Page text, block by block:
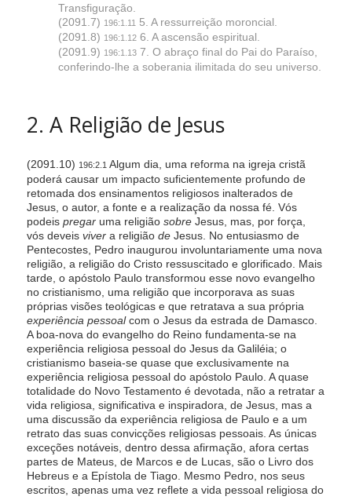
Transfiguração.
(2091.7) 196:1.11 5. A ressurreição moroncial.
(2091.8) 196:1.126. A ascensão espiritual.
(2091.9) 196:1.137. O abraço final do Pai do Paraíso,
conferindo-lhe a soberania ilimitada do seu universo.
2. A Religião de Jesus
(2091.10) 196:2.1 Algum dia, uma reforma na igreja cristã
poderá causar um impacto suficientemente profundo de
retomada dos ensinamentos religiosos inalterados de
Jesus, o autor, a fonte e a realização da nossa fé. Vós
podeis pregaruma religião sobreJesus, mas, por força,
vós deveis vivera religião deJesus. No entusiasmo de
Pentecostes, Pedro inaugurou involuntariamente uma nova
religião, a religião do Cristo ressuscitado e glorificado. Mais
tarde, o apóstolo Paulo transformou esse novo evangelho
no cristianismo, uma religião que incorporava as suas
próprias visões teológicas e que retratava a sua própria
experiência pessoalcom o Jesus da estrada de Damasco.
A boa-nova do evangelho do Reino fundamenta-se na
experiência religiosa pessoal do Jesus da Galiléia; o
cristianismo baseia-se quase que exclusivamente na
experiência religiosa pessoal do apóstolo Paulo. A quase
totalidade do Novo Testamento é devotada, não a retratar a
vida religiosa, significativa e inspiradora, de Jesus, mas a
uma discussão da experiência religiosa de Paulo e a um
retrato das suas convicções religiosas pessoais. As únicas
exceções notáveis, dentro dessa afirmação, afora certas
partes de Mateus, de Marcos e de Lucas, são o Livro dos
Hebreus e a Epístola de Tiago. Mesmo Pedro, nos seus
escritos, apenas uma vez reflete a vida pessoal religiosa do